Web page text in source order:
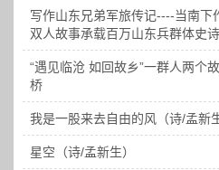
写作山东兄弟军旅传记----当南下
双人故事承载百万山东兵群体史诗
“遇见临沧 如回故乡”一群人两个
桥
我是一股来去自由的风（诗/孟新
星空（诗/孟新生）